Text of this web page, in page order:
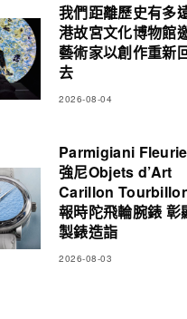
我們距離歷史有多
港故宮文化博物館
藝術家以創作重新
去
2026-08-04
Parmigiani
強尼Objets d’Art
Carillon
報時陀飛輪腕錶 彰
製錶造詣
2026-08-03